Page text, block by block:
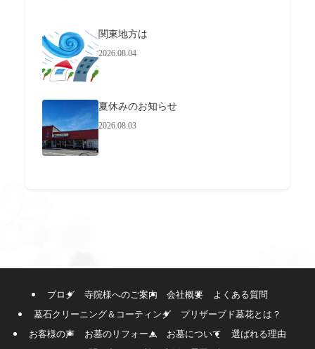
関東地方は
2026.08.04
夏休みのお知らせ
2026.08.03
ブログ 寺院様へのご案内 会社概要
よくある質問
墓石クリーニング＆コーティング
プリザーブド墓花とは？
お客様の声
お墓のリフォーム お墓について
選ばれる理由